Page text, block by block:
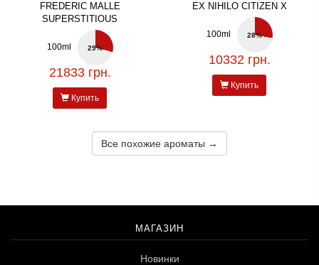
FREDERIC MALLE
SUPERSTITIOUS
100ml 29%
21833 грн.
Купить
EX NIHILO CITIZEN X
100ml 28%
10332 грн.
Купить
Все похожие ароматы →
МАГАЗИН
Новинки